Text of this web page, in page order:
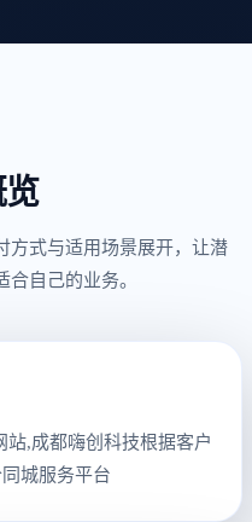
方式与适用场景展开，让潜
自己的业务。
站,成都嗨创科技根据客户
城服务平台